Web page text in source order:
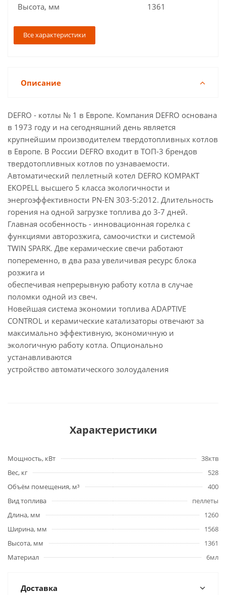
Высота, мм
1361
Все характеристики
Описание
DEFRO - котлы № 1 в Европе. Компания DEFRO основана
в 1973 году и на сегодняшний день является
крупнейшим производителем твердотопливных котлов
в Европе. В России DEFRO входит в ТОП-3 брендов
твердотопливных котлов по узнаваемости.
Автоматический пеллетный котел DEFRO KOMPAKT
EKOPELL высшего 5 класса экологичности и
энергоэффективности PN-EN 303-5:2012. Длительность
горения на одной загрузке топлива до 3-7 дней.
Главная особенность - инновационная горелка с
функциями авторозжига, самоочистки и системой
TWIN SPARK. Две керамические свечи работают
попеременно, в два раза увеличивая ресурс блока
розжига и
обеспечивая непрерывную работу котла в случае
поломки одной из свеч.
Новейшая система экономии топлива ADAPTIVE
CONTROL и керамические катализаторы отвечают за
максимально эффективную, экономичную и
экологичную работу котла. Опционально
устанавливаются
устройство автоматического золоудаления
Характеристики
Мощность, кВт
38ктв
Вес, кг
528
Объём помещения, м³
400
Вид топлива
пеллеты
Длина, мм
1260
Ширина, мм
1568
Высота, мм
1361
Материал
6мл
Доставка